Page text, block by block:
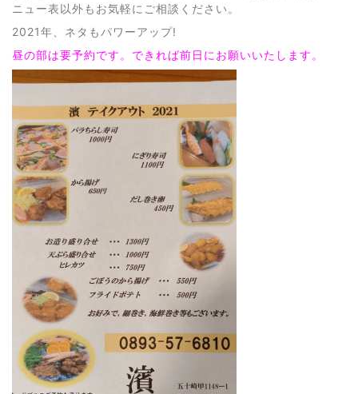
ニュー表以外もお気軽にご相談ください。
2021年、ネタもパワーアップ!
昼の部は要予約です。できれば前日にお願いいたします。